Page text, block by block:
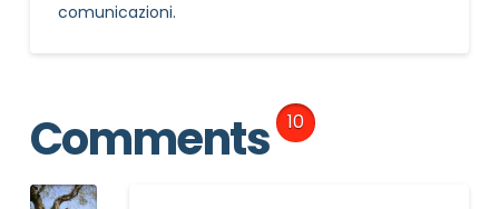
comunicazioni.
Comments 10